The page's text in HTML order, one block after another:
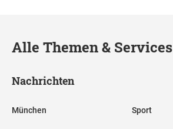
Alle Themen & Services
Nachrichten
München Sport